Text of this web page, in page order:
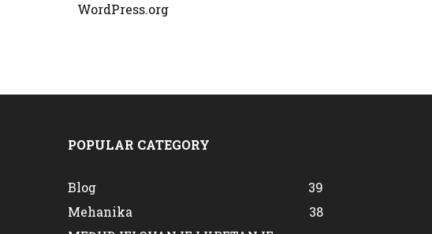
WordPress.org
POPULAR CATEGORY
Blog
39
Mehanika
38